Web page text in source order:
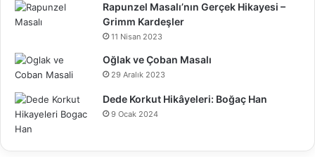
Rapunzel Masalı’nın Gerçek Hikayesi –
Grimm Kardeşler
11 Nisan 2023
Oğlak ve Çoban Masalı
29 Aralık 2023
Dede Korkut Hikâyeleri: Boğaç Han
9 Ocak 2024